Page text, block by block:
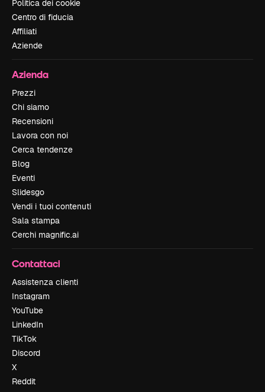
Politica dei cookie
Centro di fiducia
Affiliati
Aziende
Azienda
Prezzi
Chi siamo
Recensioni
Lavora con noi
Cerca tendenze
Blog
Eventi
Slidesgo
Vendi i tuoi contenuti
Sala stampa
Cerchi magnific.ai
Contattaci
Assistenza clienti
Instagram
YouTube
LinkedIn
TikTok
Discord
X
Reddit